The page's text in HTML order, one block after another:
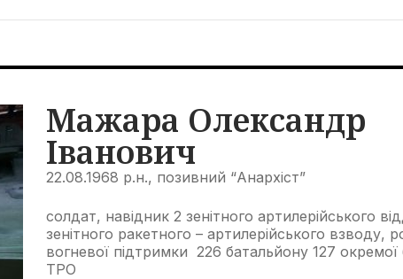
Мажара Олександр
Іванович
22.08.1968 р.н., позивний “Анархіст”
солдат, навідник 2 зенітного артилерійського
зенітного ракетного – артилерійського взводу,
вогневої підтримки 226 батальйону 127 окремої
ТРО